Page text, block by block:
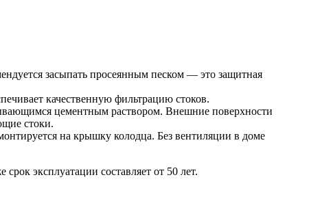
засыпать просеянным песком — это защитная
качественную фильтрацию стоков.
цементным раствором. Внешние поверхности
стоки.
на крышку колодца. Без вентиляции в доме
эксплуатации составляет от 50 лет.